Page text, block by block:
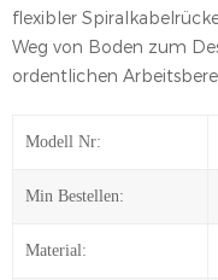
flexibler
Weg von Boden zum
ordentlichen
Modell Nr:
Min Bestellen:
Material: